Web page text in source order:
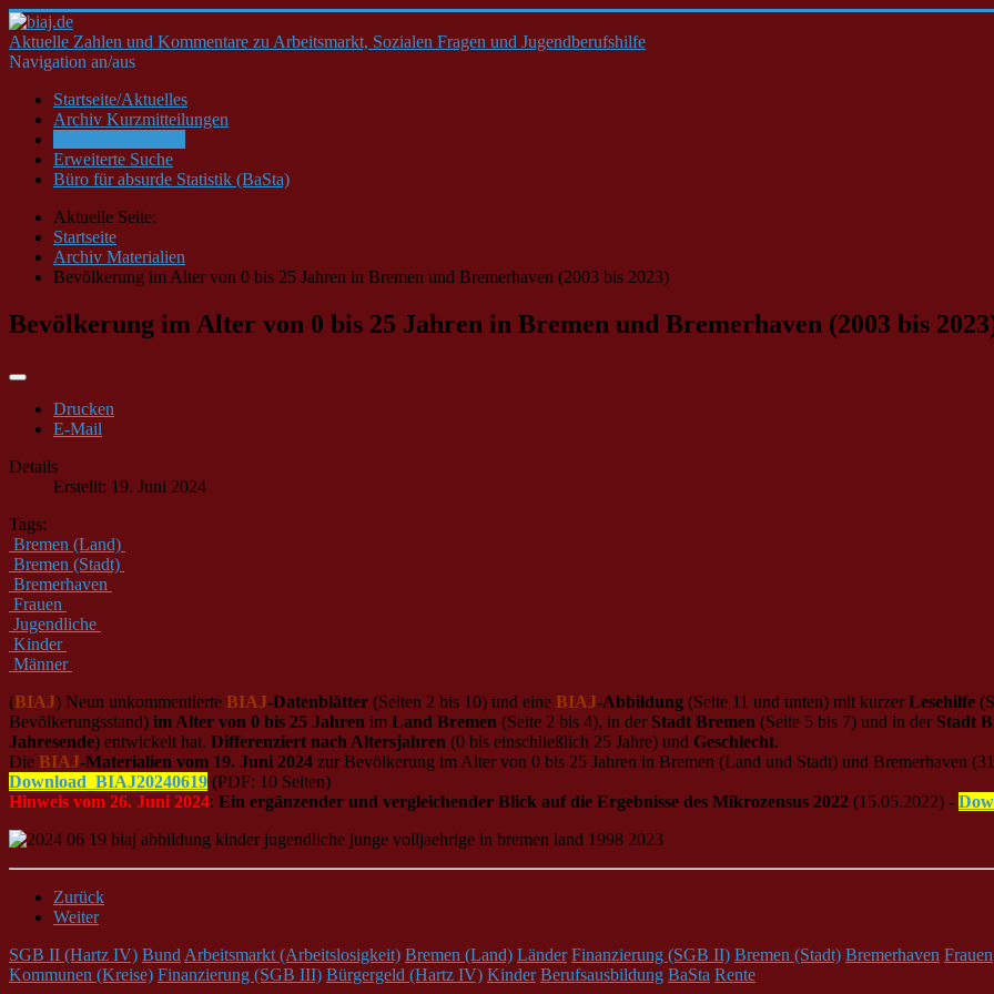
Aktuelle Zahlen und Kommentare zu Arbeitsmarkt, Sozialen Fragen und Jugendberufshilfe
Navigation an/aus
Startseite/Aktuelles
Archiv Kurzmitteilungen
Erweiterte Suche
Büro für absurde Statistik (BaSta)
Aktuelle Seite:
Startseite
Archiv Materialien
Bevölkerung im Alter von 0 bis 25 Jahren in Bremen und Bremerhaven (2003 bis 2023)
Bevölkerung im Alter von 0 bis 25 Jahren in Bremen und Bremerhaven (2003 bis
Drucken
E-Mail
Details
Erstellt: 19. Juni 2024
Tags:
Bremen (Land)
Bremen (Stadt)
Bremerhaven
Frauen
Jugendliche
Kinder
Männer
(BIAJ) Neun unkommentierte BIAJ-Datenblätter (Seiten 2 bis 10) und eine BIAJ-Abbildung (Seite 11 und unten) mit kurzer Lesehilfe
Bevölkerungsstand) im Alter von 0 bis 25 Jahren im Land Bremen (Seite 2 bis 4), in der Stadt Bremen (Seite 5 bis 7) und in der Stadt
Jahresende) entwickelt hat. Differenziert nach Altersjahren (0 bis einschließlich 25 Jahre) und Geschlecht.
Die BIAJ-Materialien vom 19. Juni 2024 zur Bevölkerung im Alter von 0 bis 25 Jahren in Bremen (Land und Stadt) und Bremerhaven
Download_BIAJ20240619 (PDF: 10 Seiten)
Hinweis vom 26. Juni 2024: Ein ergänzender und vergleichender Blick auf die Ergebnisse des Mikrozensus 2022 (15.05.2022) -
Zurück
Weiter
SGB II (Hartz IV) Bund Arbeitsmarkt (Arbeitslosigkeit) Bremen (Land) Länder Finanzierung (SGB II) Bremen (Stadt) Bremerhaven Frauen
Kommunen (Kreise) Finanzierung (SGB III) Bürgergeld (Hartz IV) Kinder Berufsausbildung BaSta Rente